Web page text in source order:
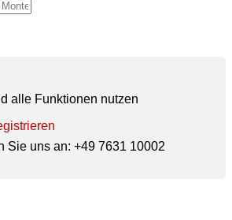
alle Funktionen nutzen
Sie uns an: +49 7631 10002